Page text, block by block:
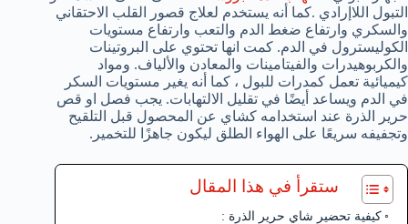
التبول اللاإرادي .كما أنه يستخدم لعلاج قصور القلب الاحتقاني
والسكري وارتفاع ضغط الدم والتعب وارتفاع مستويات
الكوليسترول في الدم. كمت انها تحتوي على البروتينات
والكربوهيدرات والفيتامينات والمعادن والألياف. ومواد
كيميائية تعمل كمدرات للبول ، كما أنه يغير مستويات السكر
في الدم ويساعد أيضًا في تقليل الالتهابات. يجب فصل او قص
حرير الذرة عند استخدامه كشاي عن المحصول قبل التلقيح
وتجفيفه سريعًا على الهواء الطلق ليكون جاهزًا للتخمير.
ستقرأ في هذا المقال
كيفية تحضير شاي حرير الذرة :